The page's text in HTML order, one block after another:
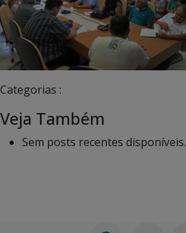
Categorias :
Veja Também
Sem posts recentes disponíveis.